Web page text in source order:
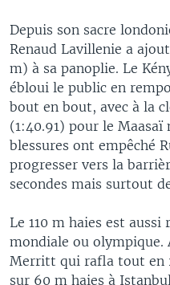
Depuis son sacre
Renaud Lavillenie a
m) à sa panoplie. Le
ébloui le public en
bout en bout, avec à la
(1:40.91) pour le
blessures ont empêché
progresser vers la
secondes mais surtout
Le 110 m haies est
mondiale ou olympique.
Merritt qui rafla tout en
sur 60 m haies à